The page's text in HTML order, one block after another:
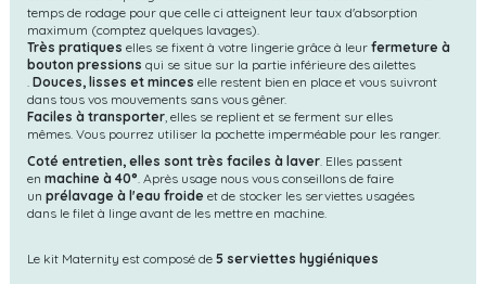
temps de rodage pour que celle ci atteignent leur taux d'absorption
maximum (comptez quelques lavages).
Très pratiques elles se fixent à votre lingerie grâce à leur fermeture à
bouton pressions qui se situe sur la partie inférieure des ailettes
Douces, lisses et minces elle restent bien en place et vous suivront
dans tous vos mouvements sans vous gêner.
Faciles à transporter , elles se replient et se ferment sur elles
mêmes. Vous pourrez utiliser la pochette imperméable pour les ranger.
Coté entretien, elles sont très faciles à laver. Elles passent
en machine à 40°. Après usage nous vous conseillons de faire
un prélavage à l'eau froide et de stocker les serviettes usagées
dans le filet à linge avant de les mettre en machine.
Le kit Maternity est composé de 5 serviettes hygiéniques